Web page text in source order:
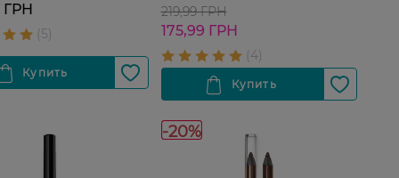
ГРН
219,99 ГРН
175,99 ГРН
-20%